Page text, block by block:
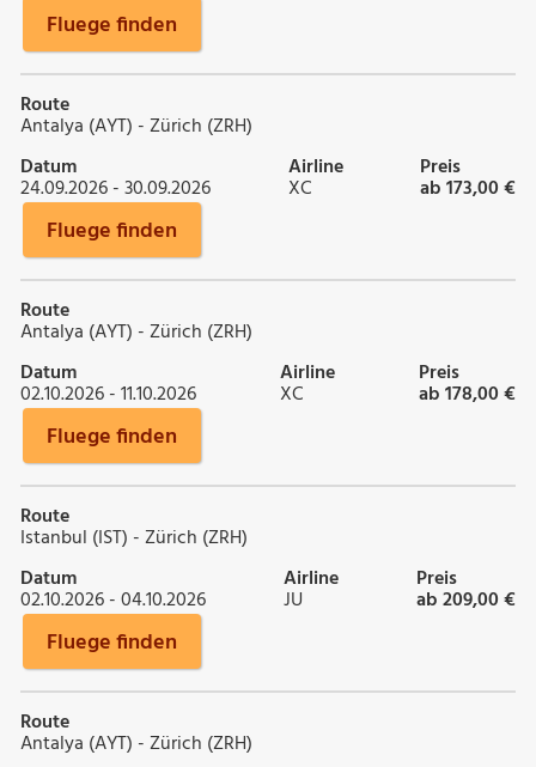
Fluege finden
Route
Antalya (AYT) - Zürich (ZRH)
Datum
24.09.2026 - 30.09.2026
Airline
XC
Preis
ab 173,00 €
Fluege finden
Route
Antalya (AYT) - Zürich (ZRH)
Datum
02.10.2026 - 11.10.2026
Airline
XC
Preis
ab 178,00 €
Fluege finden
Route
Istanbul (IST) - Zürich (ZRH)
Datum
02.10.2026 - 04.10.2026
Airline
JU
Preis
ab 209,00 €
Fluege finden
Route
Antalya (AYT) - Zürich (ZRH)